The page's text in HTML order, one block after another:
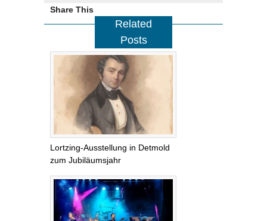
Share This
Related
Posts
Lortzing-Ausstellung in Detmold
zum Jubiläumsjahr